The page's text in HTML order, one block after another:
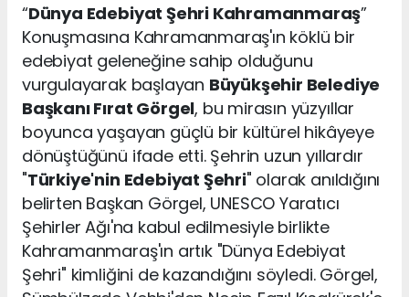
“Dünya Edebiyat Şehri Kahramanmaraş”
Konuşmasına Kahramanmaraş'ın köklü bir
edebiyat geleneğine sahip olduğunu
vurgulayarak başlayan Büyükşehir Belediye
Başkanı Fırat Görgel, bu mirasın yüzyıllar
boyunca yaşayan güçlü bir kültürel hikâyeye
dönüştüğünü ifade etti. Şehrin uzun yıllardır
"Türkiye'nin Edebiyat Şehri" olarak anıldığını
belirten Başkan Görgel, UNESCO Yaratıcı
Şehirler Ağı'na kabul edilmesiyle birlikte
Kahramanmaraş'ın artık "Dünya Edebiyat
Şehri" kimliğini de kazandığını söyledi. Görgel,